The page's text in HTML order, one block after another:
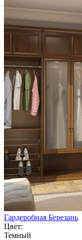
Гардеробная Березань
Цвет:
Темный